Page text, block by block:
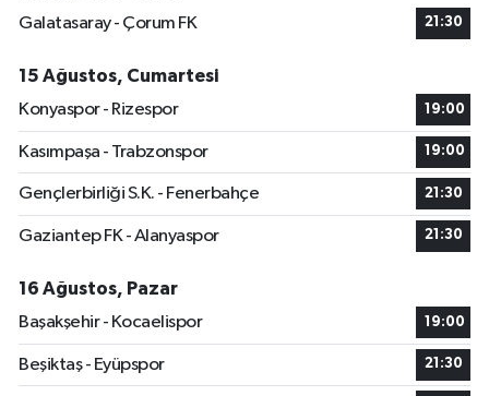
Galatasaray - Çorum FK
21:30
15 Ağustos, Cumartesi
Konyaspor - Rizespor
19:00
Kasımpaşa - Trabzonspor 19:00
Gençlerbirliği S.K. - Fenerbahçe 21:30
Gaziantep FK - Alanyaspor 21:30
16 Ağustos, Pazar
Başakşehir - Kocaelispor
19:00
Beşiktaş - Eyüpspor 21:30